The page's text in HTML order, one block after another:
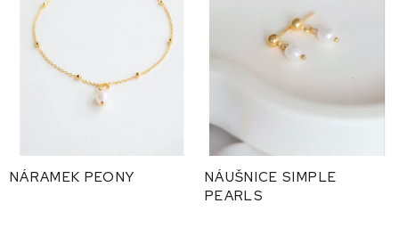
NÁRAMEK PEONY
NÁUŠNICE SIMPLE
PEARLS